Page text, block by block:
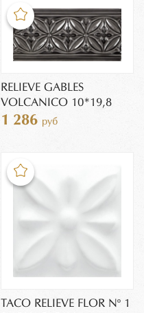
RELIEVE GABLES
VOLCANICO 10*19,8
1 286 руб
TACO RELIEVE FLOR Nº 1